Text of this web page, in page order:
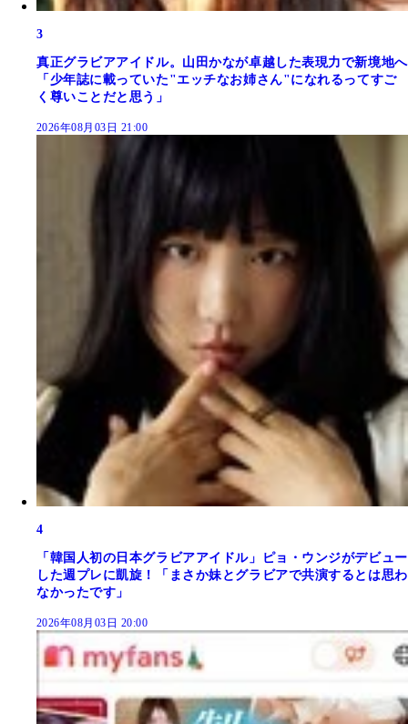
3
真正グラビアアイドル。山田かなが卓越した表現力で新境地へ
「少年誌に載っていた"エッチなお姉さん"になれるってすご
く尊いことだと思う」
2026年08月03日 21:00
4
「韓国人初の日本グラビアアイドル」ピョ・ウンジがデビュー
した週プレに凱旋！「まさか妹とグラビアで共演するとは思わ
なかったです」
2026年08月03日 20:00